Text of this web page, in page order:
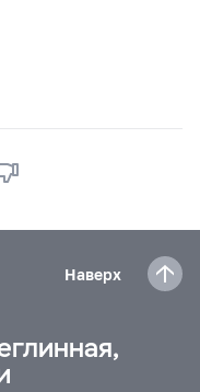
Наверх